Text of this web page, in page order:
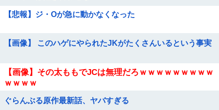
【悲報】ジ・Oが急に動かなくなった
【画像】 このハゲにやられたJKがたくさんいるという事実
【画像】その太ももでJCは無理だろｗｗｗｗｗｗｗｗｗ
ｗｗｗｗ
ぐらんぶる原作最新話、ヤバすぎる